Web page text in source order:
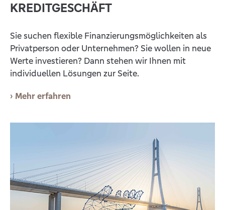
KREDITGESCHÄFT
Sie suchen flexible Finanzierungsmöglichkeiten als
Privatperson oder Unternehmen? Sie wollen in neue
Werte investieren? Dann stehen wir Ihnen mit
individuellen Lösungen zur Seite.
Mehr erfahren